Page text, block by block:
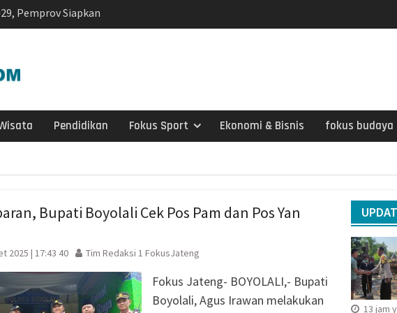
Pemprov Siapkan
Triliun
Demi
SD Negeri 1
Senilai Rp 20,2
CBT Domisili
IPB
Timor di Surakarta
dan Kebakaran
Pendidikan Fokus Sport Ekonomi & Bisnis fokus budaya
Bupati Boyolali Cek Pos Pam dan Pos Yan
2025 | 17:43 40 Tim Redaksi 1 FokusJateng
Fokus Jateng- BOYOLALI,- Bupati
Boyolali, Agus Irawan melakukan
13 jam